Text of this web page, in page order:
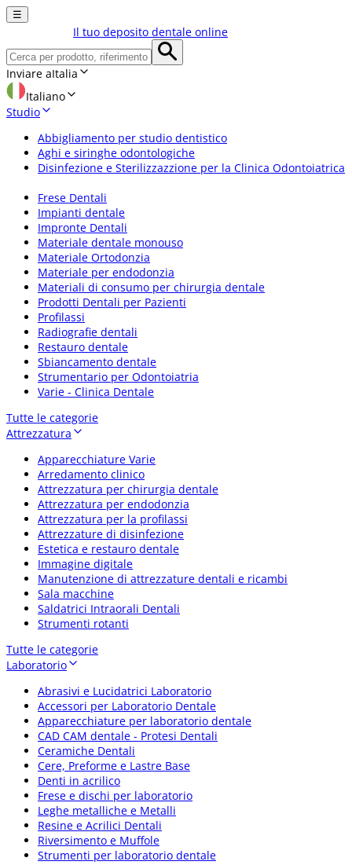
☰
Il tuo deposito dentale online
Inviare aItalia
Italiano
Studio
Abbigliamento per studio dentistico
Aghi e siringhe odontologiche
Disinfezione e Sterilizzazzione per la Clinica Odontoiatrica
Frese Dentali
Impianti dentale
Impronte Dentali
Materiale dentale monouso
Materiale Ortodonzia
Materiale per endodonzia
Materiali di consumo per chirurgia dentale
Prodotti Dentali per Pazienti
Profilassi
Radiografie dentali
Restauro dentale
Sbiancamento dentale
Strumentario per Odontoiatria
Varie - Clinica Dentale
Tutte le categorie
Attrezzatura
Apparecchiature Varie
Arredamento clinico
Attrezzatura per chirurgia dentale
Attrezzatura per endodonzia
Attrezzatura per la profilassi
Attrezzature di disinfezione
Estetica e restauro dentale
Immagine digitale
Manutenzione di attrezzature dentali e ricambi
Sala macchine
Saldatrici Intraorali Dentali
Strumenti rotanti
Tutte le categorie
Laboratorio
Abrasivi e Lucidatrici Laboratorio
Accessori per Laboratorio Dentale
Apparecchiature per laboratorio dentale
CAD CAM dentale - Protesi Dentali
Ceramiche Dentali
Cere, Preforme e Lastre Base
Denti in acrilico
Frese e dischi per laboratorio
Leghe metalliche e Metalli
Resine e Acrilici Dentali
Riversimento e Muffole
Strumenti per laboratorio dentale